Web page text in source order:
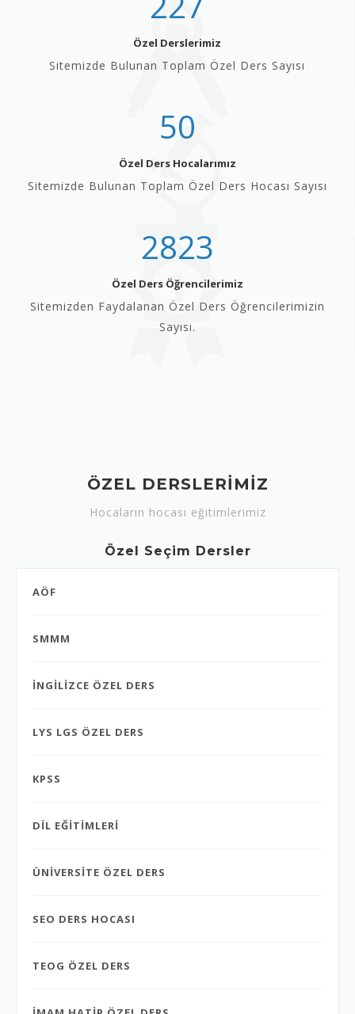
Özel Derslerimiz
Sitemizde Bulunan Toplam Özel Ders Sayısı
50
Özel Ders Hocalarımız
Sitemizde Bulunan Toplam Özel Ders Hocası Sayısı
2823
Özel Ders Öğrencilerimiz
Sitemizden Faydalanan Özel Ders Öğrencilerimizin
Sayısı.
ÖZEL DERSLERİMİZ
Hocaların hocası eğitimlerimiz
Özel Seçim Dersler
AÖF
SMMM
İNGİLİZCE ÖZEL DERS
LYS LGS ÖZEL DERS
KPSS
DİL EĞİTİMLERİ
ÜNİVERSİTE ÖZEL DERS
SEO DERS HOCASI
TEOG ÖZEL DERS